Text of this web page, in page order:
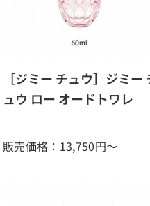
［ジミー チュウ］ジミー
ュウ ロー オードトワレ
販売価格：13,750円～